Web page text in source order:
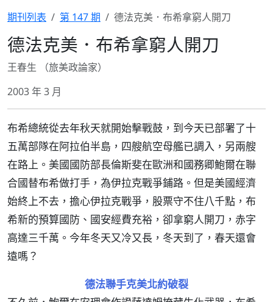
期刊列表 第 147 期 德法克美．布希拿窮人開刀
德法克美．布希拿窮人開刀
王春生 （旅美政論家）
2003 年 3 月
布希總統從去年秋天就開始擊戰鼓，到今天已部署了十
五萬部隊在阿拉伯半島，四艘航空母艦已調入，另兩艘
在路上。美國國防部長倫斯斐在歐洲和國務卿鮑爾在聯
合國替布希做打手，為伊拉克戰爭鋪路。但是美國經濟
始終上不去，擔心伊拉克戰爭，股票守不住八千點，布
希新的預算國防、國安經費充裕，卻拿窮人開刀，赤字
高達三千萬。今年冬天又冷又長，冬天到了，春天還會
遠嗎？
德法聯手克美北約破裂